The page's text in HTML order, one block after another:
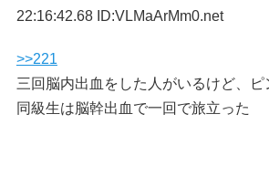
22:16:42.68 ID:VLMaArMm0.net
>>221
三回脳内出血をした人がいるけど、ピ
同級生は脳幹出血で一回で旅立った